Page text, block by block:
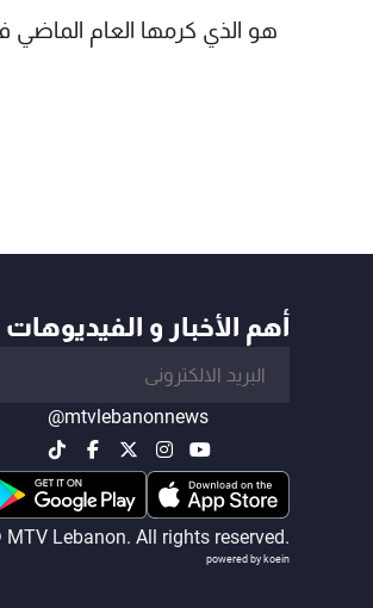
هو الذي كرمها العام الماضي
أهم الأخبار و
@mtvlebanonnews
Lebanon. All rights reserved.
powered by koein